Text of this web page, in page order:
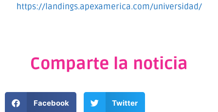
https://landings.apexamerica.com/universidad/
Comparte la noticia
Facebook Twitter